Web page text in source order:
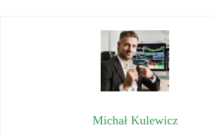
Michał Kulewicz